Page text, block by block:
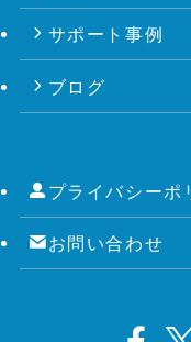
サポート事例
ブログ
プライバシーポ
お問い合わせ